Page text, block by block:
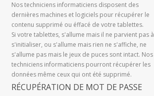
Nos techniciens informaticiens disposent des
dernières machines et logiciels pour récupérer le
contenu supprimé ou éffacé de votre tablettes.
Si votre tablettes, s'allume mais il ne parvient pas à
s'initialiser, ou s'allume mais rien ne s'affiche, ne
s'allume pas mais le jeux de puces sont intact. Nos
techniciens informaticiens pourront récupérer les
données même ceux qui ont été supprimé.
RÉCUPÉRATION DE MOT DE PASSE